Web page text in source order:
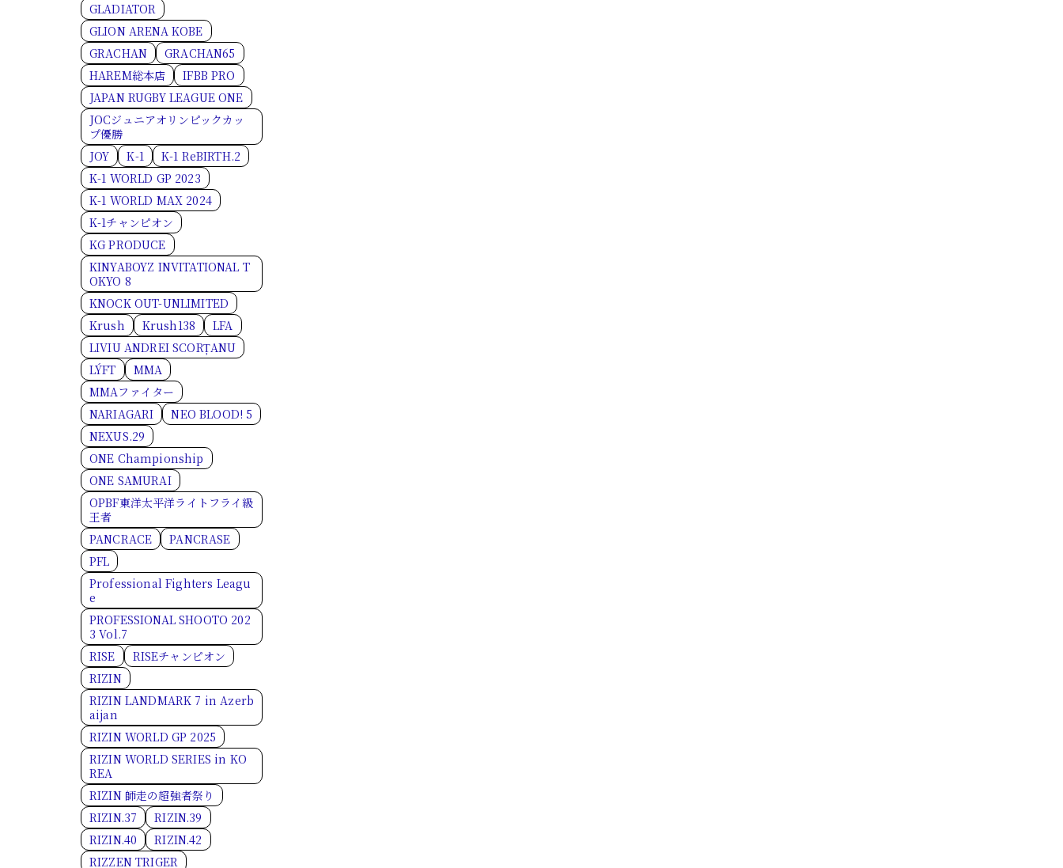
GLADIATOR
GLION ARENA KOBE
GRACHAN
GRACHAN65
HAREM総本店
IFBB PRO
JAPAN RUGBY LEAGUE ONE
JOCジュニアオリンピックカッ
プ優勝
JOY
K-1
K-1 ReBIRTH.2
K-1 WORLD GP 2023
K-1 WORLD MAX 2024
K-1チャンピオン
KG PRODUCE
KINYABOYZ INVITATIONAL T
OKYO 8
KNOCK OUT-UNLIMITED
Krush
Krush138
LFA
LIVIU ANDREI SCORȚANU
LÝFT
MMA
MMAファイター
NARIAGARI
NEO BLOOD! 5
NEXUS.29
ONE Championship
ONE SAMURAI
OPBF東洋太平洋ライトフライ級
王者
PANCRACE
PANCRASE
PFL
Professional Fighters Leagu
e
PROFESSIONAL SHOOTO 202
3 Vol.7
RISE
RISEチャンピオン
RIZIN
RIZIN LANDMARK 7 in Azerb
aijan
RIZIN WORLD GP 2025
RIZIN WORLD SERIES in KO
REA
RIZIN 師走の超強者祭り
RIZIN.37
RIZIN.39
RIZIN.40
RIZIN.42
RIZZEN TRIGER